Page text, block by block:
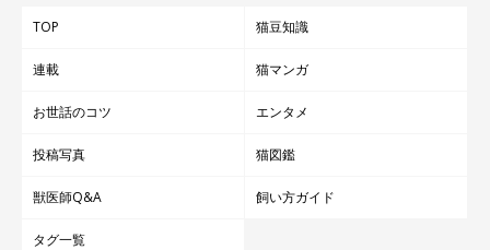
TOP 猫豆知識
連載 猫マンガ
お世話のコツ エンタメ
投稿写真 猫図鑑
獣医師Q&A 飼い方ガイド
タグ一覧